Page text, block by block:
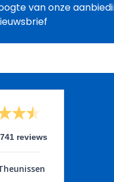
van onze
741 reviews